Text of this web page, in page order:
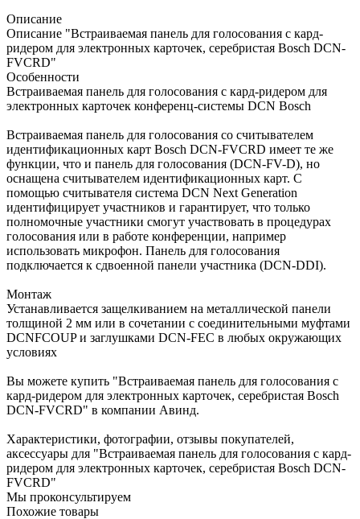
Описание
Описание "Встраиваемая панель для голосования с кард-
ридером для электронных карточек, серебристая Bosch DCN-
FVCRD"
Особенности
Встраиваемая панель для голосования с кард-ридером для
электронных карточек конференц-системы DCN Bosch
Встраиваемая панель для голосования со считывателем
идентификационных карт Bosch DCN-FVCRD имеет те же
функции, что и панель для голосования (DCN-FV-D), но
оснащена считывателем идентификационных карт. С
помощью считывателя система DCN Next Generation
идентифицирует участников и гарантирует, что только
полномочные участники смогут участвовать в процедурах
голосования или в работе конференции, например
использовать микрофон. Панель для голосования
подключается к сдвоенной панели участника (DCN-DDI).
Монтаж
Устанавливается защелкиванием на металлической панели
толщиной 2 мм или в сочетании с соединительными муфтами
DCNFCOUP и заглушками DCN-FEC в любых окружающих
условиях
Вы можете купить "Встраиваемая панель для голосования с
кард-ридером для электронных карточек, серебристая Bosch
DCN-FVCRD" в компании Авинд.
Характеристики, фотографии, отзывы покупателей,
аксессуары для "Встраиваемая панель для голосования с кард-
ридером для электронных карточек, серебристая Bosch DCN-
FVCRD"
Мы проконсультируем
Похожие товары